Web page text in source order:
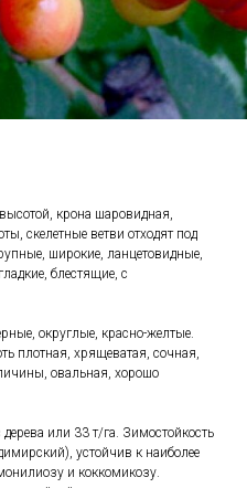
крона шаровидная,
скелетные ветви отходят под
широкие, ланцетовидные,
блестящие, с
округлые, красно-желтые.
плотная, хрящеватая, сочная,
овальная, хорошо
или 33 т/га. Зимостойкость
устойчив к наиболее
и коккомикозу.